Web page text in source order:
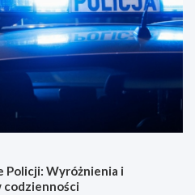
Policji: Wyróżnienia i
codzienności